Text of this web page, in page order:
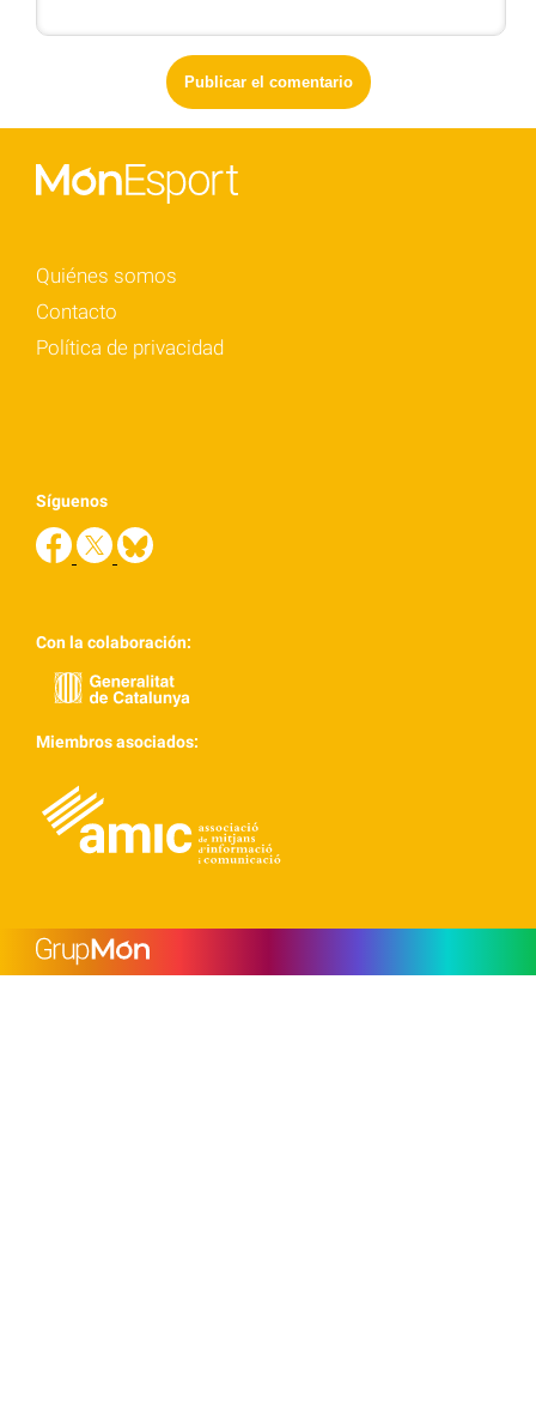
Quiénes somos
Contacto
Política de privacidad
Síguenos
Con la colaboración:
Miembros asociados: